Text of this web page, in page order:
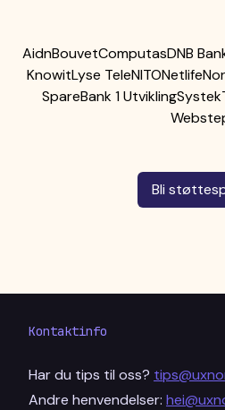
AidnBouvetComputasDNB
KnowitLyse TeleNITONetlife
SpareBank 1 UtviklingSystek
Bli
Kontaktinfo
Har du tips til oss?
Andre henvendelser: